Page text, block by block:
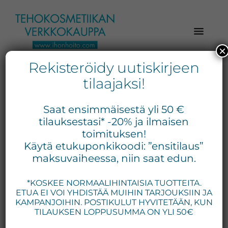
pääsisältöön
ensisijaiseen
sivupalkkiin
alatunnisteeseen
Ihonhoito.com
Kosmetiikan
verkkokauppa
Tilaa
tänään
Verkkokaupasta
tuotteet:
Exuviance,
Medik8,
Priori,
Bion,
Gernétic,
Rekisteröidy uutiskirjeen
tilaajaksi!
Saat ensimmäisestä yli 50 €
tilauksestasi* -20% ja ilmaisen
toimituksen!
Käytä etukuponkikoodi: ”ensitilaus”
maksuvaiheessa, niin saat edun.
*KOSKEE NORMAALIHINTAISIA TUOTTEITA.
ETUA EI VOI YHDISTÄÄ MUIHIN TARJOUKSIIN JA
KAMPANJOIHIN. POSTIKULUT HYVITETÄÄN, KUN
TILAUKSEN LOPPUSUMMA ON YLI 50€
×